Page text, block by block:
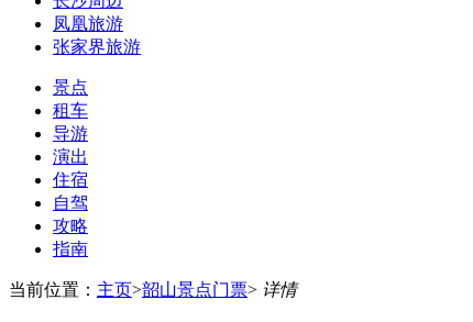
凤凰旅游
张家界旅游
景点
租车
导游
演出
住宿
自驾
攻略
指南
当前位置： 主页>韶山景点门票> 详情